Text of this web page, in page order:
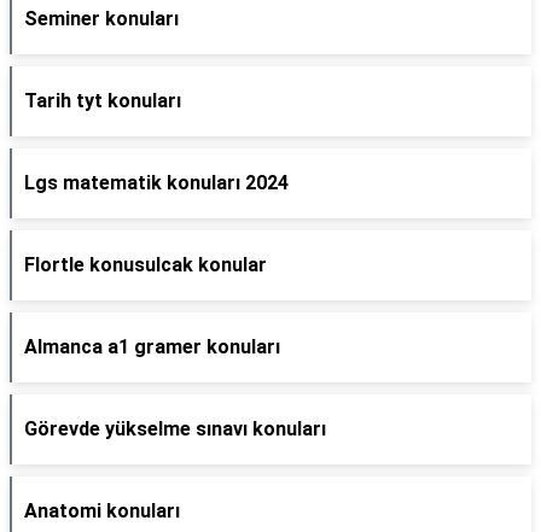
Seminer konuları
Tarih tyt konuları
Lgs matematik konuları 2024
Flortle konusulcak konular
Almanca a1 gramer konuları
Görevde yükselme sınavı konuları
Anatomi konuları